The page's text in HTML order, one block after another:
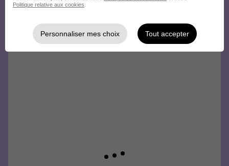
Politique relative aux cookies
Personnaliser mes choix Tout accepter